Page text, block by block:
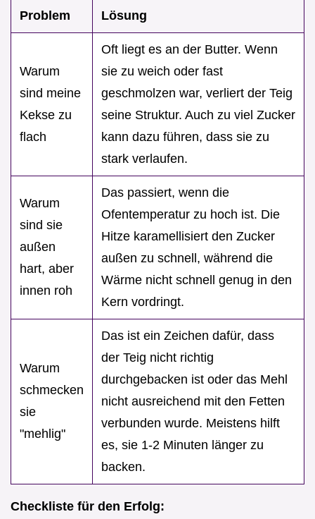
Problem Lösung
Warum
sind meine
Kekse zu
flach
Oft liegt es an der Butter. Wenn
sie zu weich oder fast
geschmolzen war, verliert der Teig
seine Struktur. Auch zu viel Zucker
kann dazu führen, dass sie zu
stark verlaufen.
Warum
sind sie
außen
hart, aber
innen roh
Das passiert, wenn die
Ofentemperatur zu hoch ist. Die
Hitze karamellisiert den Zucker
außen zu schnell, während die
Wärme nicht schnell genug in den
Kern vordringt.
Warum
schmecken
sie
"mehlig"
Das ist ein Zeichen dafür, dass
der Teig nicht richtig
durchgebacken ist oder das Mehl
nicht ausreichend mit den Fetten
verbunden wurde. Meistens hilft
es, sie 1-2 Minuten länger zu
backen.
Checkliste für den Erfolg: